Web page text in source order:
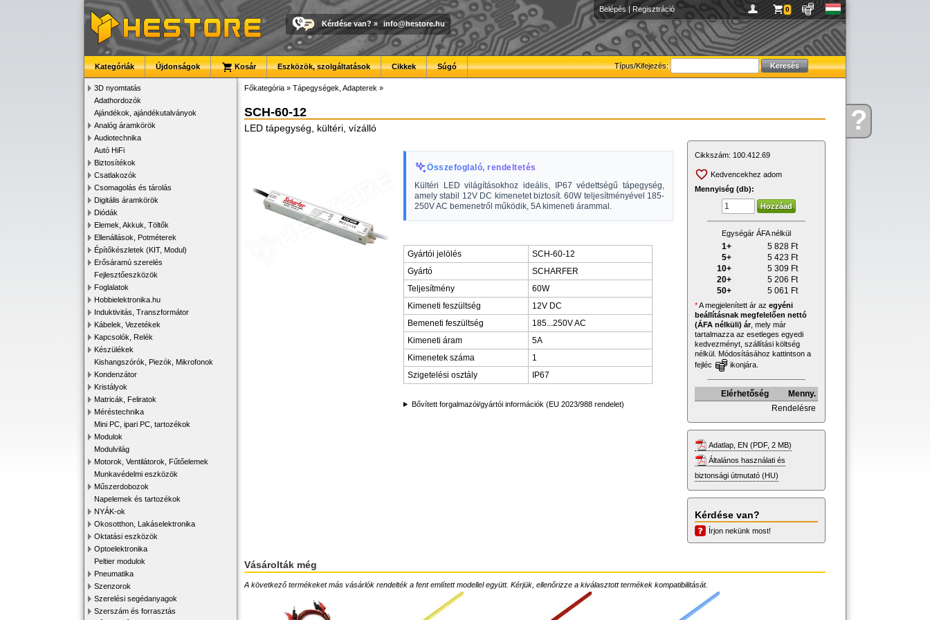
Kérdése?
Belépés | Regisztráció 0
Kérdése van? » info@hestore.hu
Típus/Kifejezés:
Kategóriák Újdonságok Kosár Eszközök, szolgáltatások Cikkek Súgó
3D nyomtatás
Adathordozók
Ajándékok, ajándékutalványok
Analóg áramkörök
Audiotechnika
Autó HiFi
Biztosítékok
Csatlakozók
Csomagolás és tárolás
Digitális áramkörök
Diódák
Elemek, Akkuk, Töltők
Ellenállások, Potméterek
Építőkészletek (KIT, Modul)
Erősáramú szerelés
Fejlesztőeszközök
Foglalatok
Hobbielektronika.hu
Induktivitás, Transzformátor
Kábelek, Vezetékek
Kapcsolók, Relék
Készülékek
Kishangszórók, Piezók, Mikrofonok
Kondenzátor
Kristályok
Matricák, Feliratok
Méréstechnika
Mini PC, ipari PC, tartozékok
Modulok
Modulvilág
Motorok, Ventilátorok, Fűtőelemek
Munkavédelmi eszközök
Műszerdobozok
Napelemek és tartozékok
NYÁK-ok
Okosotthon, Lakáselektronika
Oktatási eszközök
Optoelektronika
Peltier modulok
Pneumatika
Szenzorok
Szerelési segédanyagok
Szerszám és forrasztás
Főkategória » Tápegységek, Adapterek »
SCH-60-12
LED tápegység, kültéri, vízálló
Összefoglaló, rendeltetés
Kültéri LED világításokhoz ideális, IP67 védettségű tápegység,
amely stabil 12V DC kimenetet biztosít. 60W teljesítményével 185-
250V AC bemenetről működik, 5A kimeneti árammal.
Gyártói jelölés
SCH-60-12
Gyártó
SCHARFER
Teljesítmény
60W
Kimeneti feszültség
12V DC
Bemeneti feszültség
185...250V AC
Kimeneti áram
5A
Kimenetek száma
1
Szigetelési osztály
IP67
Bővített forgalmazói/gyártói információk (EU 2023/988 rendelet)
Cikkszám: 100.412.69
Kedvencekhez adom
Mennyiség (db):
Egységár ÁFA nélkül
1+ 5 828 Ft
5+
5 423 Ft
10+
5 309 Ft
20+
5 206 Ft
50+
5 061 Ft
*A megjelenített ár az egyéni
beállításnak megfelelően nettó
(ÁFA nélküli) ár, mely már
tartalmazza az esetleges egyedi
kedvezményt, szállítási költség
nélkül. Módosításához kattintson a
fejléc
ikonjára.
Elérhetőség
Menny.
Rendelésre
Adatlap, EN (PDF, 2 MB)
Általános használati és
biztonsági útmutató (HU)
Kérdése van?
Írjon nekünk most!
Vásárolták még
A következő termékeket más vásárlók rendelték a fent említett modellel együtt. Kérjük, ellenőrizze a kiválasztott termékek kompatibilitását.